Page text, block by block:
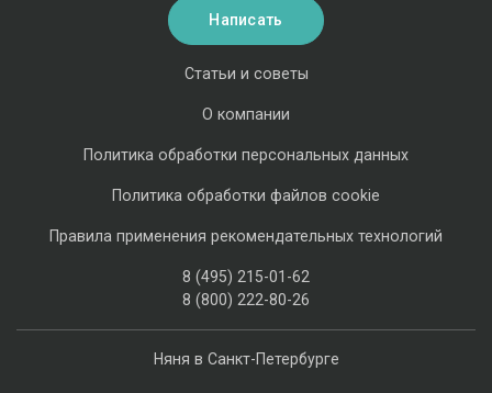
Няня в Санкт-Петербурге
Статьи и советы
О компании
Политика обработки персональных данных
Политика обработки файлов cookie
Правила применения рекомендательных технологий
8 (495) 215-01-62
8 (800) 222-80-26
Написать